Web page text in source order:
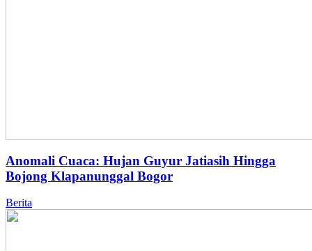
Anomali Cuaca: Hujan Guyur Jatiasih Hingga
Bojong Klapanunggal Bogor
Berita